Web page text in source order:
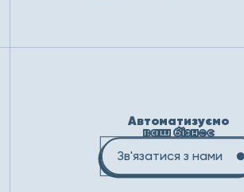
Автоматизуємо
ваш бізнес
Зв'язатися з нами